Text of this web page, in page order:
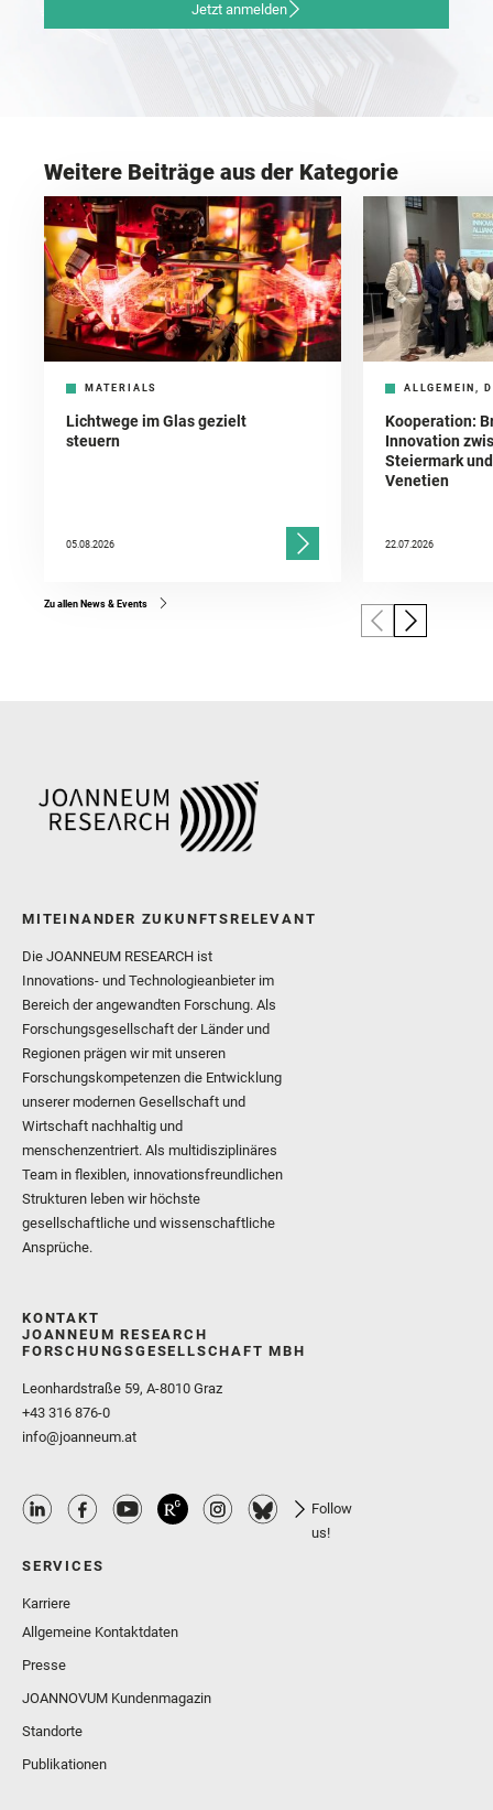
Jetzt anmelden
Weitere Beiträge aus der Kategorie
MATERIALS
Lichtwege im Glas gezielt
steuern
05.08.2026
ALLGEMEIN,
Kooperation:
Innovation
Steiermark
Venetien
22.07.2026
Zu allen News & Events
MITEINANDER ZUKUNFTSRELEVANT
Die JOANNEUM RESEARCH ist
Innovations- und Technologieanbieter im
Bereich der angewandten Forschung. Als
Forschungsgesellschaft der Länder und
Regionen prägen wir mit unseren
Forschungskompetenzen die Entwicklung
unserer modernen Gesellschaft und
Wirtschaft nachhaltig und
menschenzentriert. Als multidisziplinäres
Team in flexiblen, innovationsfreundlichen
Strukturen leben wir höchste
gesellschaftliche und wissenschaftliche
Ansprüche.
KONTAKT
JOANNEUM RESEARCH
FORSCHUNGSGESELLSCHAFT MBH
Leonhardstraße 59, A-8010 Graz
+43 316 876-0
info@joanneum.at
Follow
us!
SERVICES
Karriere
Allgemeine Kontaktdaten
Presse
JOANNOVUM Kundenmagazin
Standorte
Publikationen